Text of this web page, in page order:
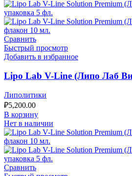
Сравнить
Быстрый просмотр
Добавить в избранное
Lipo Lab V-Line (Липо Лаб
Липолитики
₽5,200.00
В корзину
Нет в наличии
Сравнить